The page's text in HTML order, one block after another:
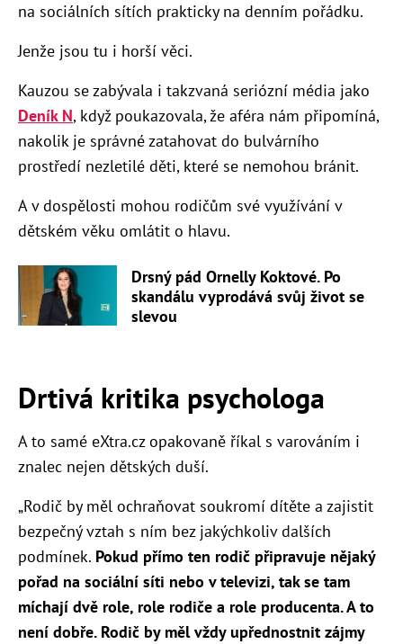
na sociálních sítích prakticky na denním pořádku.
Jenže jsou tu i horší věci.
Kauzou se zabývala i takzvaná seriózní média jako
Deník N, když poukazovala, že aféra nám připomíná,
nakolik je správné zatahovat do bulvárního
prostředí nezletilé děti, které se nemohou bránit.
A v dospělosti mohou rodičům své využívání v
dětském věku omlátit o hlavu.
Drsný pád Ornelly Koktové. Po
skandálu vyprodává svůj život se
slevou
Drtivá kritika psychologa
A to samé eXtra.cz opakovaně říkal s varováním i
znalec nejen dětských duší.
„Rodič by měl ochraňovat soukromí dítěte a zajistit
bezpečný vztah s ním bez jakýchkoliv dalších
podmínek. Pokud přímo ten rodič připravuje nějaký
pořad na sociální síti nebo v televizi, tak se tam
míchají dvě role, role rodiče a role producenta. A to
není dobře. Rodič by měl vždy upřednostnit zájmy